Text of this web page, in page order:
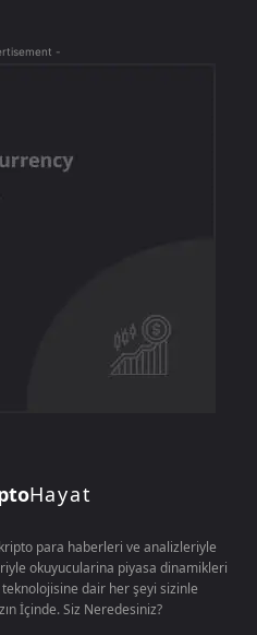
-
Hayat
para haberleri ve analizleriyle
okuyucularina piyasa dinamikleri
dair her şeyi sizinle
İçinde. Siz Neredesiniz?